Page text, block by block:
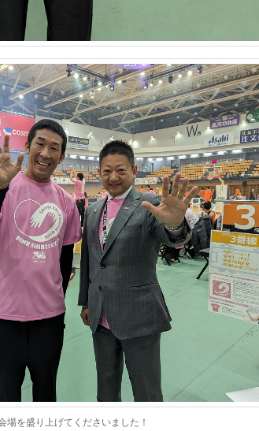
場を盛り上げてくださいました！